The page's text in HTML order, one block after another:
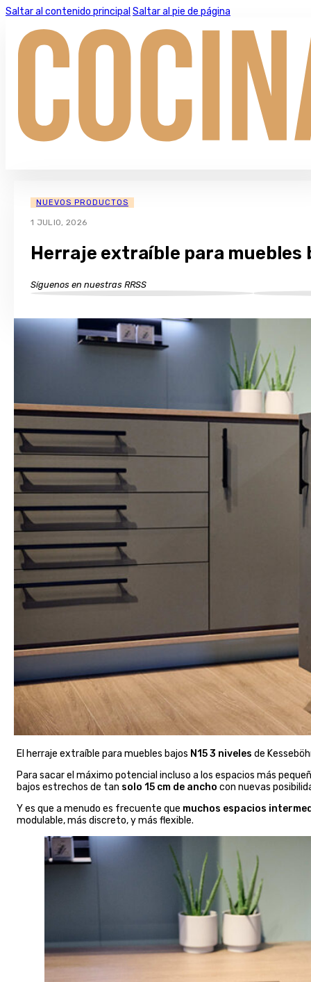
Saltar al contenido principal Saltar al pie de página
NUEVOS PRODUCTOS
1 JULIO, 2026
Herraje extraíble para muebles
Síguenos en nuestras RRSS
El herraje extraíble para muebles bajos N15 3 niveles de
Para sacar el máximo potencial incluso a los espacios más
bajos estrechos de tan solo 15 cm de ancho con nuevas
Y es que a menudo es frecuente que muchos espacios
modulable, más discreto, y más flexible.